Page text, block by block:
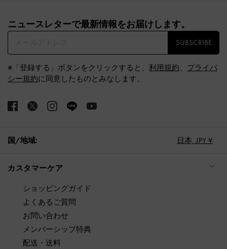
ニュースレターで最新情報をお届けします。​
SUBSCRIBE
※「登録する」ボタンをクリックすると、 利用規約、 プライバ
シー規約に同意したものとみなします。
国/地域: 日本, JPY ¥
カスタマーケア
ショッピングガイド
よくあるご質問
お問い合わせ
メンバーシップ特典
配送・送料